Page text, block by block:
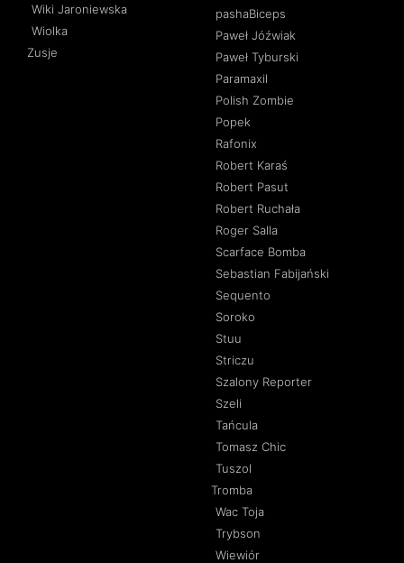
Wiki Jaroniewska
Wiolka
Zusje
pashaBiceps
Paweł Jóźwiak
Paweł Tyburski
Paramaxil
Polish Zombie
Popek
Rafonix
Robert Karaś
Robert Pasut
Robert Ruchała
Roger Salla
Scarface Bomba
Sebastian Fabijański
Sequento
Soroko
Stuu
Striczu
Szalony Reporter
Szeli
Tańcula
Tomasz Chic
Tuszol
Tromba
Wac Toja
Trybson
Wiewiór